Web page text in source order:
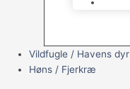
Vildfugle / Havens dyr
Høns / Fjerkræ